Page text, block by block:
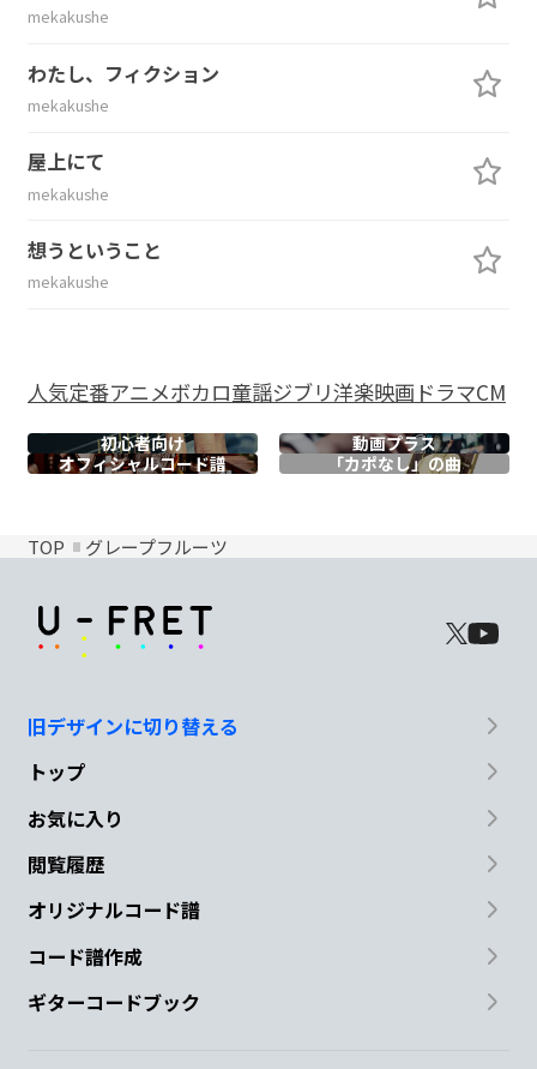
mekakushe
わたし、フィクション
mekakushe
屋上にて
mekakushe
想うということ
mekakushe
人気定番アニメボカロ童謡ジブリ洋楽映画ドラマCM
初心者向け
動画プラス
オフィシャルコード譜 「カポなし」の曲
TOP グレープフルーツ
旧デザインに切り替える
トップ
お気に入り
閲覧履歴
オリジナルコード譜
コード譜作成
ギターコードブック